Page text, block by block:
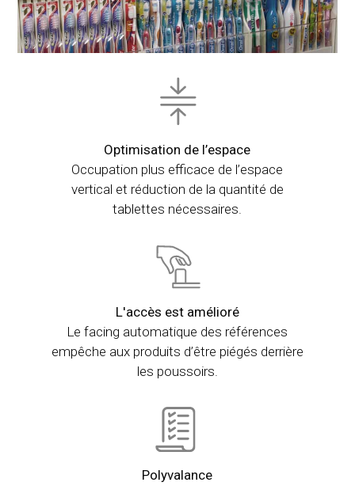
Optimisation de l’espace
Occupation plus efficace de l’espace
vertical et réduction de la quantité de
tablettes nécessaires.
L'accès est amélioré
Le facing automatique des références
empêche aux produits d’être piégés derrière
les poussoirs.
Polyvalance